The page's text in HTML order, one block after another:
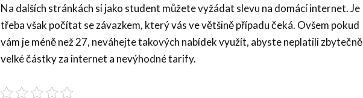
Na dalších stránkách si jako student můžete vyžádat slevu na domácí internet. Je
třeba však počítat se závazkem, který vás ve většině případu čeká. Ovšem pokud
vám je méně než 27, neváhejte takových nabídek využít, abyste neplatili zbytečně
velké částky za internet a nevýhodné tarify.